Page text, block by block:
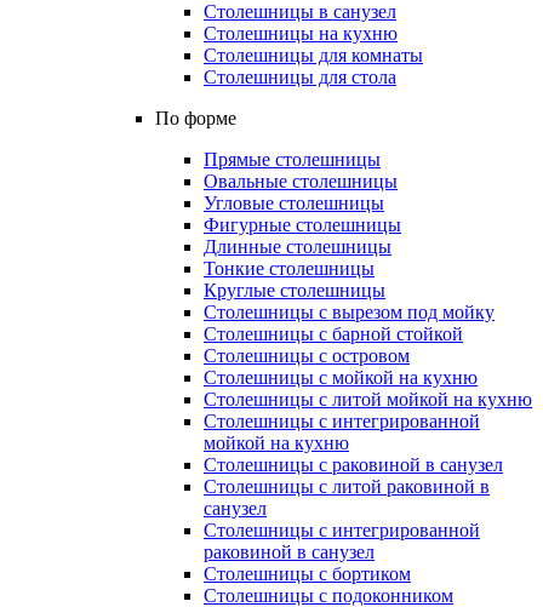
Столешницы в санузел
Столешницы на кухню
Столешницы для комнаты
Столешницы для стола
По форме
Прямые столешницы
Овальные столешницы
Угловые столешницы
Фигурные столешницы
Длинные столешницы
Тонкие столешницы
Круглые столешницы
Столешницы с вырезом под мойку
Столешницы с барной стойкой
Столешницы с островом
Столешницы с мойкой на кухню
Столешницы с литой мойкой на кухню
Столешницы с интегрированной
мойкой на кухню
Столешницы с раковиной в санузел
Столешницы с литой раковиной в
санузел
Столешницы с интегрированной
раковиной в санузел
Столешницы с бортиком
Столешницы с подоконником